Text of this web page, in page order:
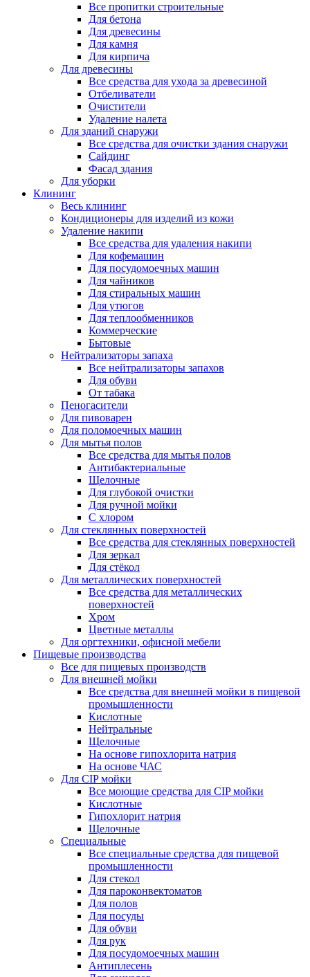
Все пропитки строительные
Для бетона
Для древесины
Для камня
Для кирпича
Для древесины
Все средства для ухода за древесиной
Отбеливатели
Очистители
Удаление налета
Для зданий снаружи
Все средства для очистки здания снаружи
Сайдинг
Фасад здания
Для уборки
Клининг
Весь клининг
Кондиционеры для изделий из кожи
Удаление накипи
Все средства для удаления накипи
Для кофемашин
Для посудомоечных машин
Для чайников
Для стиральных машин
Для утюгов
Для теплообменников
Коммерческие
Бытовые
Нейтрализаторы запаха
Все нейтрализаторы запахов
Для обуви
От табака
Пеногасители
Для пивоварен
Для поломоечных машин
Для мытья полов
Все средства для мытья полов
Антибактериальные
Щелочные
Для глубокой очистки
Для ручной мойки
С хлором
Для стеклянных поверхностей
Все средства для стеклянных поверхностей
Для зеркал
Для стёкол
Для металлических поверхностей
Все средства для металлических
поверхностей
Хром
Цветные металлы
Для оргтехники, офисной мебели
Пищевые производства
Все для пищевых производств
Для внешней мойки
Все средства для внешней мойки в пищевой
промышленности
Кислотные
Нейтральные
Щелочные
На основе гипохлорита натрия
На основе ЧАС
Для CIP мойки
Все моющие средства для CIP мойки
Кислотные
Гипохлорит натрия
Щелочные
Специальные
Все специальные средства для пищевой
промышленности
Для стекол
Для пароконвектоматов
Для полов
Для посуды
Для обуви
Для рук
Для посудомоечных машин
Антиплесень